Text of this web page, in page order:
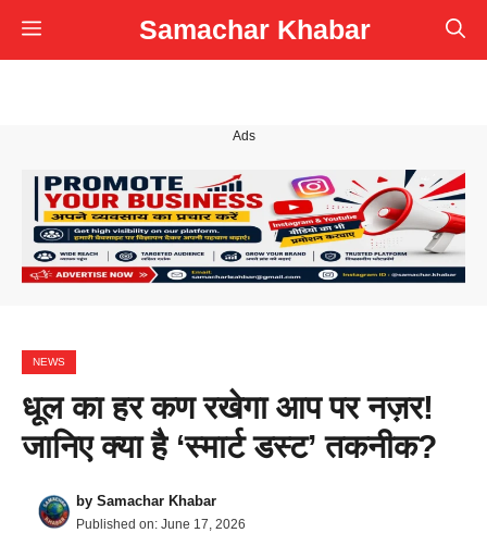
Skip
to
Samachar Khabar
Menu
Ads
NEWS
धूल का हर कण रखेगा आप पर नज़र!
जानिए क्या है ‘स्मार्ट डस्ट’ तकनीक?
by Samachar Khabar
Published on: June 17, 2026